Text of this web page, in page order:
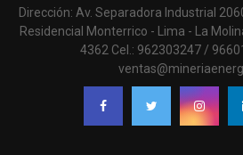
Dirección: Av. Separadora Industrial
Residencial Monterrico - Lima - La
4362 Cel.: 962303247 /